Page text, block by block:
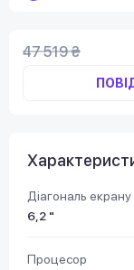
47 519 ₴
Діагональ екрану
6,2 "
Процесор